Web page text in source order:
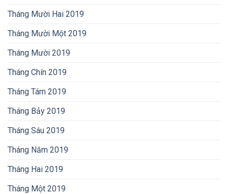
Tháng Mười Hai 2019
Tháng Mười Một 2019
Tháng Mười 2019
Tháng Chín 2019
Tháng Tám 2019
Tháng Bảy 2019
Tháng Sáu 2019
Tháng Năm 2019
Tháng Hai 2019
Tháng Một 2019